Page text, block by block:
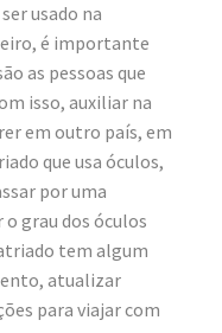
usado na
é importante
as pessoas que
isso, auxiliar na
em outro país, em
que usa óculos,
por uma
grau dos óculos
tem algum
atualizar
para viajar com